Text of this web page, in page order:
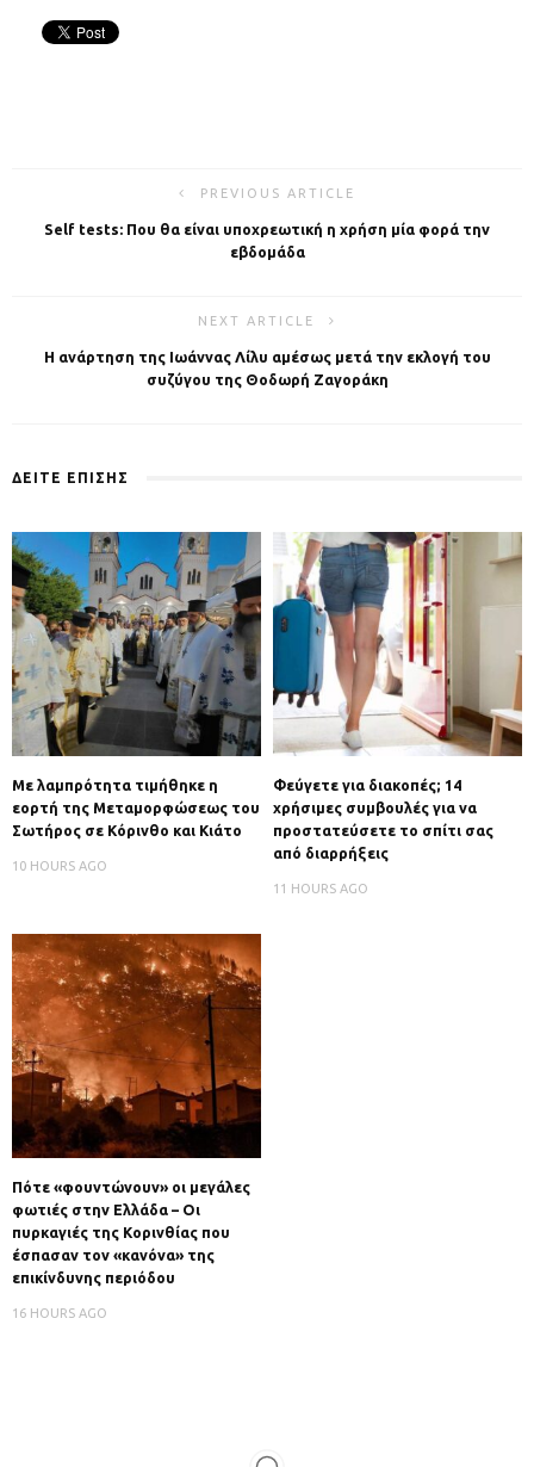
PREVIOUS ARTICLE
Self tests: Που θα είναι υποχρεωτική η χρήση μία φορά την
εβδομάδα
NEXT ARTICLE
Η ανάρτηση της Ιωάννας Λίλυ αμέσως μετά την εκλογή του
συζύγου της Θοδωρή Ζαγοράκη
ΔΕΙΤΕ ΕΠΙΣΗΣ
Με λαμπρότητα τιμήθηκε η
εορτή της Μεταμορφώσεως του
Σωτήρος σε Κόρινθο και Κιάτο
10 HOURS AGO
Φεύγετε για διακοπές; 14
χρήσιμες συμβουλές για να
προστατεύσετε το σπίτι σας
από διαρρήξεις
11 HOURS AGO
Πότε «φουντώνουν» οι μεγάλες
φωτιές στην Ελλάδα – Οι
πυρκαγιές της Κορινθίας που
έσπασαν τον «κανόνα» της
επικίνδυνης περιόδου
16 HOURS AGO